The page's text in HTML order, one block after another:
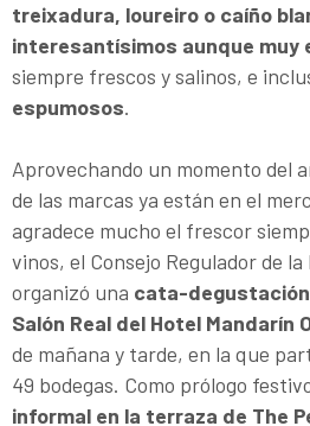
treixadura, loureiro o caíño
interesantísimos aunque
siempre frescos y salinos, e
espumosos.
Aprovechando un momento del
de las marcas ya están en el
agradece mucho el frescor
vinos, el Consejo Regulador de la
organizó una cata-degustación
Salón Real del Hotel Mandarín
de mañana y tarde, en la que
49 bodegas. Como prólogo
informal en la terraza de The